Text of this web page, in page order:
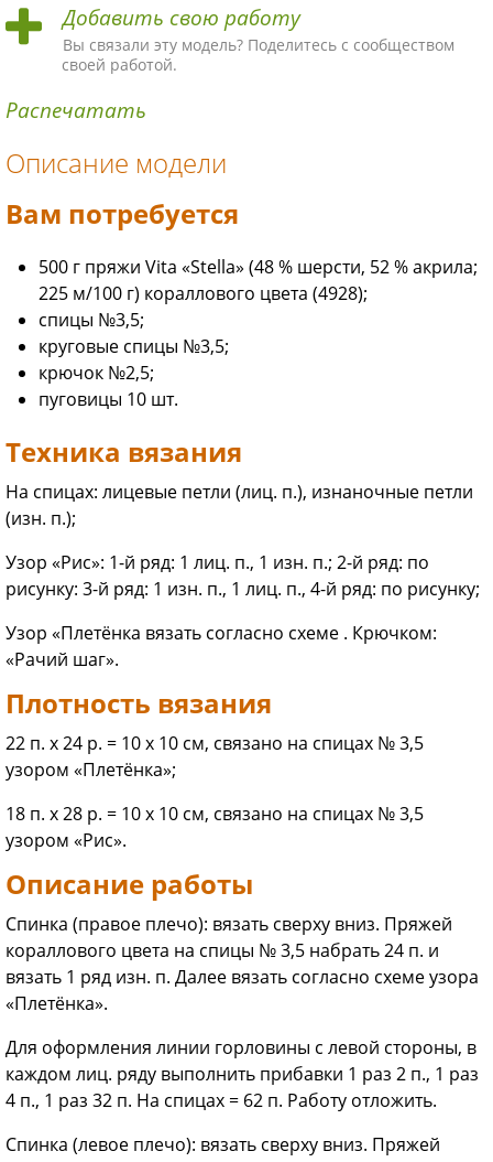
ма
ма ма ма ма!
Добавить свою работу
Вы связали эту модель? Поделитесь с сообществом
своей работой.
Распечатать
Описание модели
Вам потребуется
500 г пряжи Vita «Stella» (48 % шерсти, 52 % акрила;
225 м/100 г) кораллового цвета (4928);
спицы №3,5;
круговые спицы №3,5;
крючок №2,5;
пуговицы 10 шт.
Техника вязания
На спицах: лицевые петли (лиц. п.), изнаночные петли
(изн. п.);
Узор «Рис»: 1-й ряд: 1 лиц. п., 1 изн. п.; 2-й ряд: по
рисунку: 3-й ряд: 1 изн. п., 1 лиц. п., 4-й ряд: по рисунку;
Узор «Плетёнка вязать согласно схеме . Крючком:
«Рачий шаг».
Плотность вязания
22 п. х 24 р. = 10 х 10 см, связано на спицах № 3,5
узором «Плетёнка»;
18 п. х 28 р. = 10 х 10 см, связано на спицах № 3,5
узором «Рис».
Описание работы
Спинка (правое плечо): вязать сверху вниз. Пряжей
кораллового цвета на спицы № 3,5 набрать 24 п. и
вязать 1 ряд изн. п. Далее вязать согласно схеме узора
«Плетёнка».
Для оформления линии горловины с левой стороны, в
каждом лиц. ряду выполнить прибавки 1 раз 2 п., 1 раз
4 п., 1 раз 32 п. На спицах = 62 п. Работу отложить.
Спинка (левое плечо): вязать сверху вниз. Пряжей